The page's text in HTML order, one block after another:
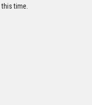
time.